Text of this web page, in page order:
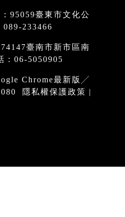
95059臺東市文化公
089-233466
臺南市新市區南
：06-5050905
Chrome最新版╱
隱私權保護政策 |